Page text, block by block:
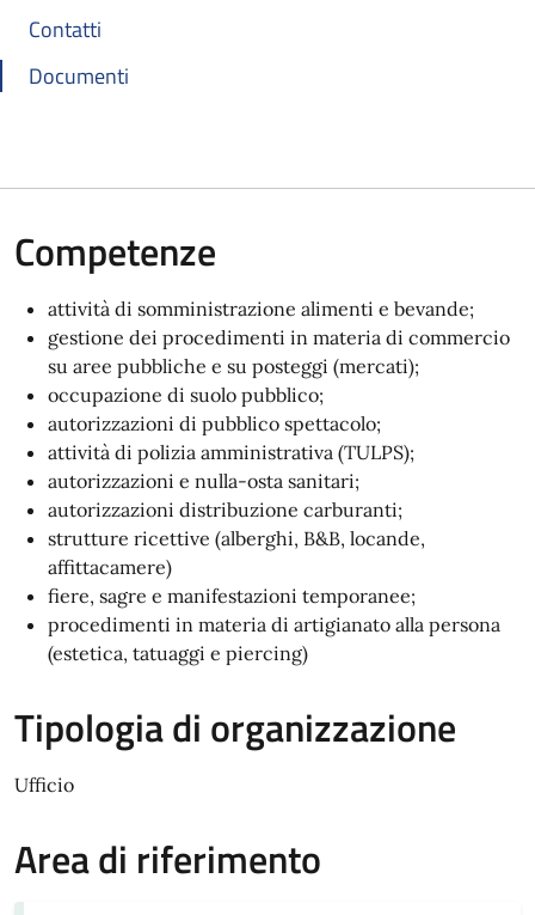
Contatti
Documenti
Competenze
attività di somministrazione alimenti e bevande;
gestione dei procedimenti in materia di commercio
su aree pubbliche e su posteggi (mercati);
occupazione di suolo pubblico;
autorizzazioni di pubblico spettacolo;
attività di polizia amministrativa (TULPS);
autorizzazioni e nulla-osta sanitari;
autorizzazioni distribuzione carburanti;
strutture ricettive (alberghi, B&B, locande,
affittacamere)
fiere, sagre e manifestazioni temporanee;
procedimenti in materia di artigianato alla persona
(estetica, tatuaggi e piercing)
Tipologia di organizzazione
Ufficio
Area di riferimento